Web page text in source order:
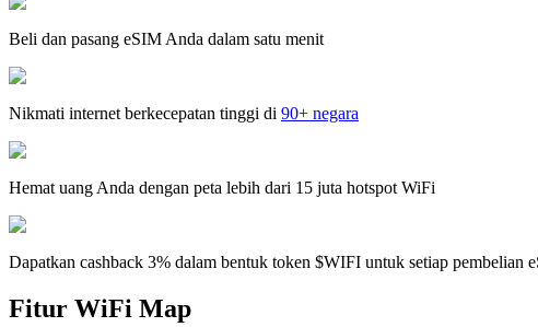
Beli dan pasang eSIM Anda dalam satu menit
Nikmati internet berkecepatan tinggi di 90+ negara
Hemat uang Anda dengan peta lebih dari 15 juta hotspot WiFi
Dapatkan cashback 3% dalam bentuk token $WIFI untuk setiap pembelian
Fitur WiFi Map